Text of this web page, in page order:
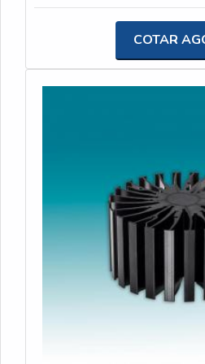
pensamos em uma empresa
e produtos de qualidade.
COMPROVADA Na Usinagem JK existe variedade
e qualidade quando o
quadro elétrico. É possível
com tecnologia de ponta,
calor para painéis solares e
rótulo de uma empresa
serviços e que preza pela
diodos. Ele é essencial para
componentes, evitando o
possíveis danos.A
especializada em
pequeno porte, utilizando
não ferrosos, poliacetal, latão,
USINAGEM JK se destaca
expertise e conhecimento
fabricação de dissipadores de
desempenho. Além disso, a
atendimento personalizado,
necessidades de cada cliente
COTAR